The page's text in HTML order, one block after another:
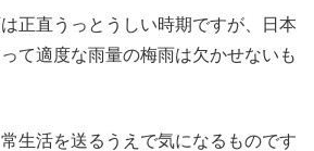
正直うっとうしい時期ですが、日本
て適度な雨量の梅雨は欠かせないも
生活を送るうえで気になるものです